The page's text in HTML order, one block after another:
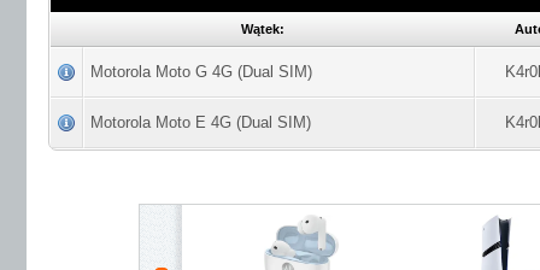
Wątek:
Motorola Moto G 4G (Dual SIM)
Motorola Moto E 4G (Dual SIM)